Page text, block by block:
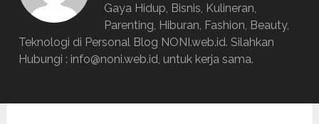
Gaya Hidup, Bisnis, Kulineran,
Parenting, Hiburan, Fashion, Beauty,
Teknologi di Personal Blog NONI.web.id. Silahkan
Hubungi : info@noni.web.id, untuk kerja sama.